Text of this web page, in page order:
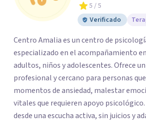
5 / 5
Verificado
Centro Amalia es un centro de
especializado en el acompañamiento
adultos, niños y adolescentes. Ofrece
profesional y cercano para personas
momentos de ansiedad, malestar
vitales que requieren apoyo psicológico. El equipo trabaja
desde una escucha activa, sin juicios y